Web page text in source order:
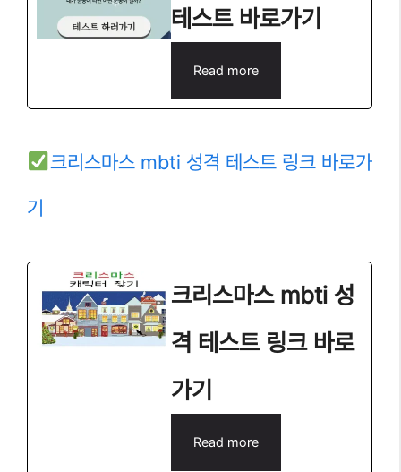
테스트 바로가기
Read more
크리스마스 mbti 성격 테스트 링크 바로가
기
크리스마스 mbti 성
격 테스트 링크 바로
가기
Read more